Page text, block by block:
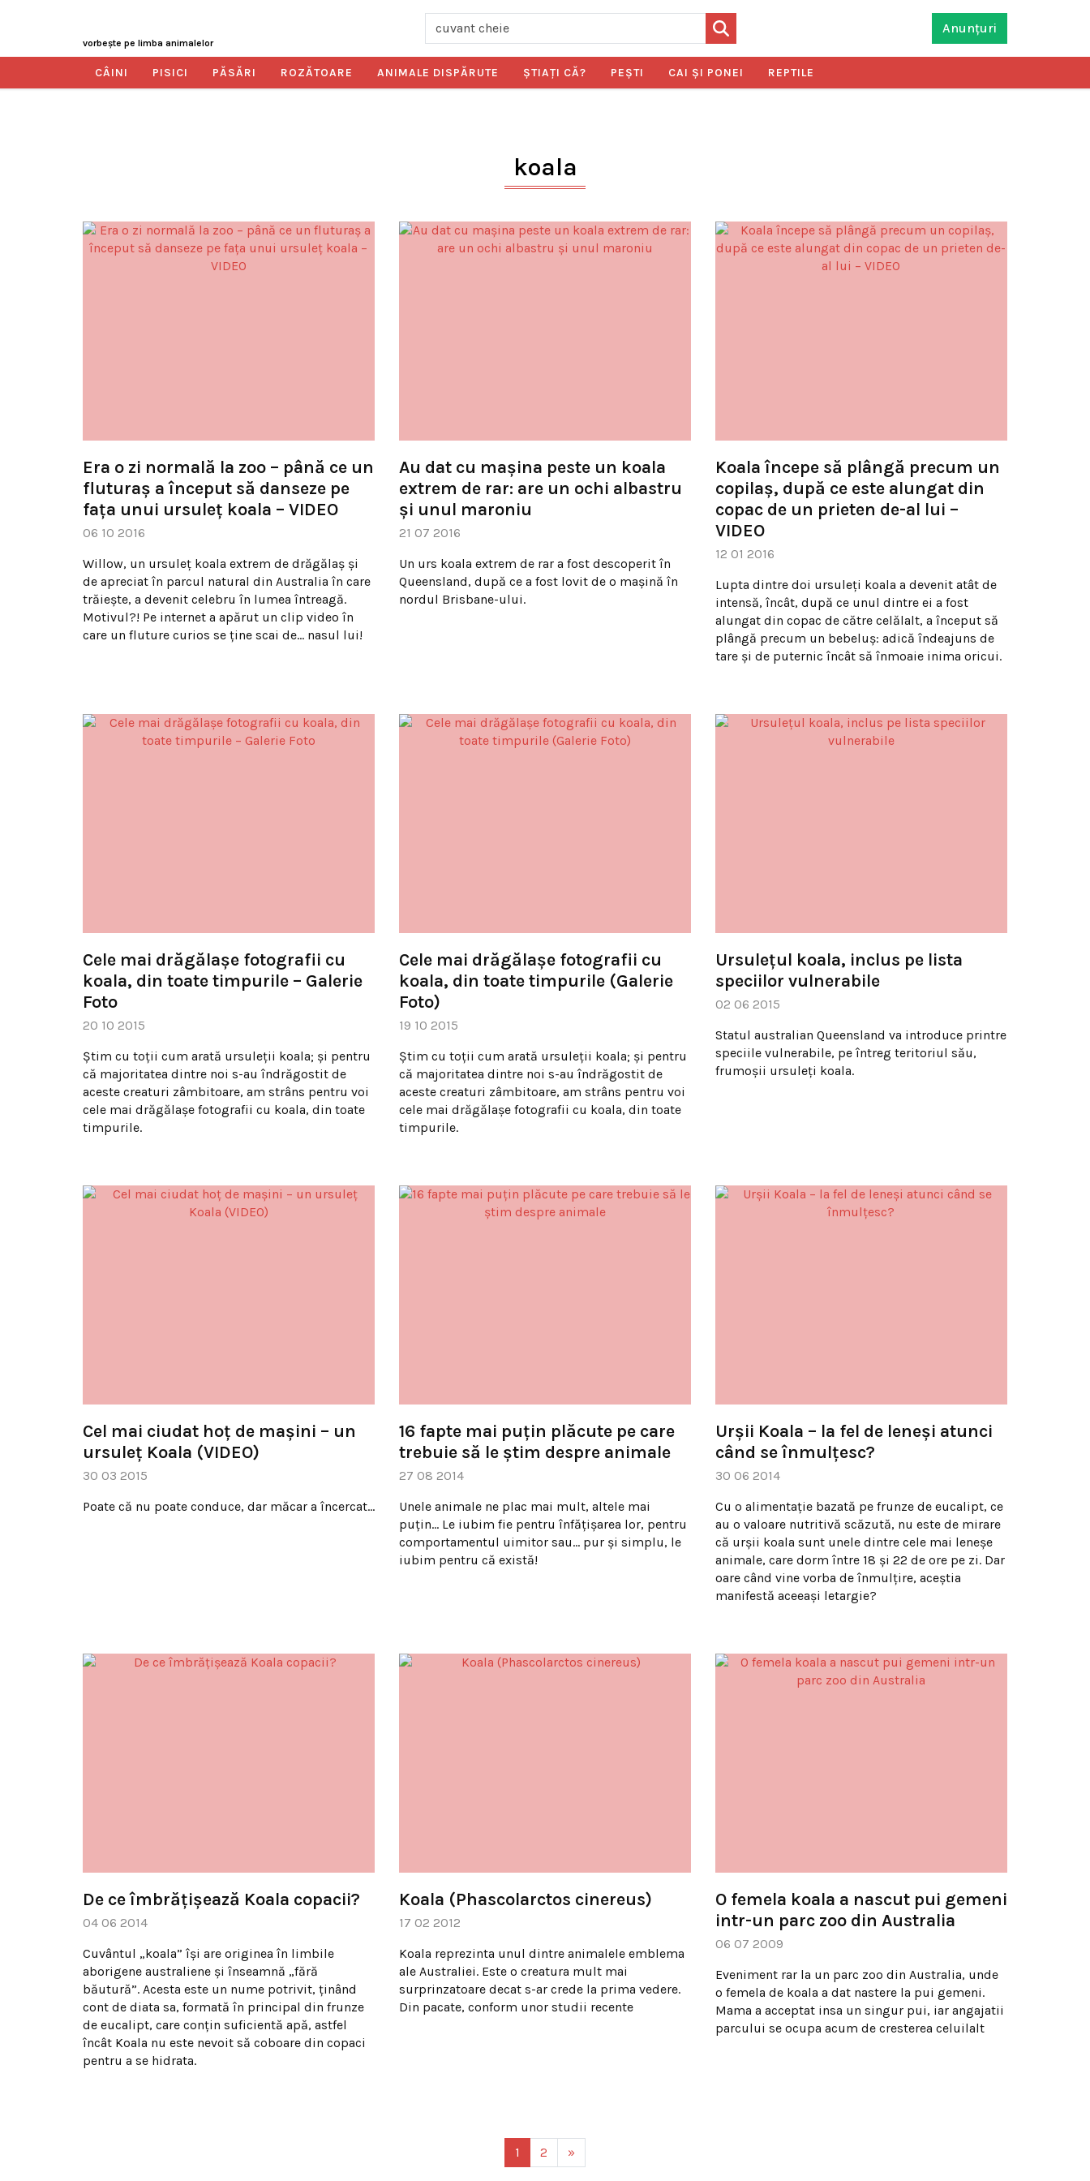
vorbeşte pe limba animalelor
Anunțuri
CÂINI PISICI PĂSĂRI ROZĂTOARE ANIMALE DISPĂRUTE ŞTIAŢI CĂ? PEŞTI CAI ŞI PONEI REPTILE
koala
Era o zi normală la zoo – până ce un
fluturaş a început să danseze pe
faţa unui ursuleţ koala – VIDEO
06 10 2016
Willow, un ursuleţ koala extrem de drăgălaş şi
de apreciat în parcul natural din Australia în care
trăieşte, a devenit celebru în lumea întreagă.
Motivul?! Pe internet a apărut un clip video în
care un fluture curios se ţine scai de… nasul lui!
Au dat cu mașina peste un koala
extrem de rar: are un ochi albastru
și unul maroniu
21 07 2016
Un urs koala extrem de rar a fost descoperit în
Queensland, după ce a fost lovit de o mașină în
nordul Brisbane-ului.
Koala începe să plângă precum un
copilaş, după ce este alungat din
copac de un prieten de-al lui –
VIDEO
12 01 2016
Lupta dintre doi ursuleţi koala a devenit atât de
intensă, încât, după ce unul dintre ei a fost
alungat din copac de către celălalt, a început să
plângă precum un bebeluş: adică îndeajuns de
tare şi de puternic încât să înmoaie inima oricui.
Cele mai drăgălaşe fotografii cu
koala, din toate timpurile – Galerie
Foto
20 10 2015
Ştim cu toţii cum arată ursuleţii koala; şi pentru
că majoritatea dintre noi s-au îndrăgostit de
aceste creaturi zâmbitoare, am strâns pentru voi
cele mai drăgălaşe fotografii cu koala, din toate
timpurile.
Cele mai drăgălaşe fotografii cu
koala, din toate timpurile (Galerie
Foto)
19 10 2015
Ştim cu toţii cum arată ursuleţii koala; şi pentru
că majoritatea dintre noi s-au îndrăgostit de
aceste creaturi zâmbitoare, am strâns pentru voi
cele mai drăgălaşe fotografii cu koala, din toate
timpurile.
Ursulețul koala, inclus pe lista
speciilor vulnerabile
02 06 2015
Statul australian Queensland va introduce printre
speciile vulnerabile, pe întreg teritoriul său,
frumoșii ursuleți koala.
Cel mai ciudat hoț de mașini – un
ursuleț Koala (VIDEO)
30 03 2015
Poate că nu poate conduce, dar măcar a încercat…
16 fapte mai puţin plăcute pe care
trebuie să le ştim despre animale
27 08 2014
Unele animale ne plac mai mult, altele mai
puţin… Le iubim fie pentru înfăţişarea lor, pentru
comportamentul uimitor sau… pur şi simplu, le
iubim pentru că există!
Urşii Koala – la fel de leneşi atunci
când se înmulţesc?
30 06 2014
Cu o alimentaţie bazată pe frunze de eucalipt, ce
au o valoare nutritivă scăzută, nu este de mirare
că urşii koala sunt unele dintre cele mai leneşe
animale, care dorm între 18 şi 22 de ore pe zi. Dar
oare când vine vorba de înmulţire, aceştia
manifestă aceeaşi letargie?
De ce îmbrăţişează Koala copacii?
04 06 2014
Cuvântul „koala” își are originea în limbile
aborigene australiene și înseamnă „fără
băutură”. Acesta este un nume potrivit, ţinând
cont de diata sa, formată în principal din frunze
de eucalipt, care conțin suficientă apă, astfel
încât Koala nu este nevoit să coboare din copaci
pentru a se hidrata.
Koala (Phascolarctos cinereus)
17 02 2012
Koala reprezinta unul dintre animalele emblema
ale Australiei. Este o creatura mult mai
surprinzatoare decat s-ar crede la prima vedere.
Din pacate, conform unor studii recente
O femela koala a nascut pui gemeni
intr-un parc zoo din Australia
06 07 2009
Eveniment rar la un parc zoo din Australia, unde
o femela de koala a dat nastere la pui gemeni.
Mama a acceptat insa un singur pui, iar angajatii
parcului se ocupa acum de cresterea celuilalt
1 2 »